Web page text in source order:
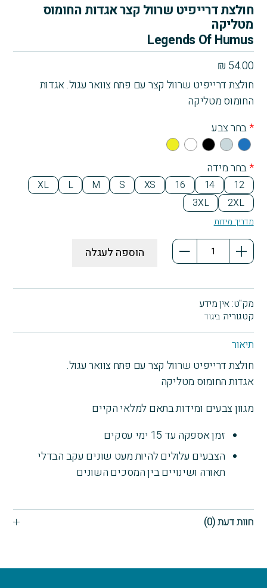
חולצת דרייפיט שרוול קצר אגדות החומוס
מטליקה
Legends Of Humus
₪ 54.00
חולצת דרייפיט שרוול קצר עם פתח צוואר עגול. אגדות
החומוס מטליקה
*בחר צבע
Blu
e
Gra
Bla
Whi
Yell
*בחר מידה
12
14
16
XS
S
M
L
XL
2XL
3XL
מדריך מידות
כמות
דרייפיט
שרוול
קצר
הוספה לעגלה
תיאור
חולצת דרייפיט שרוול קצר עם פתח צוואר עגול.
אגדות החומוס מטליקה
מגוון צבעים ומידות בתאם למלאי הקיים
זמן אספקה עד 15 ימי עסקים
הצבעים עלולים להיות מעט שונים עקב הבדלי
תאורה ושינויים בין המסכים השונים
חוות דעת (0)
מק"ט: אין מידע
קטגוריה: ביגוד